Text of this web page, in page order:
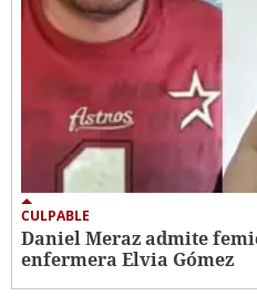
CULPABLE
Daniel Meraz admite
enfermera Elvia Gómez